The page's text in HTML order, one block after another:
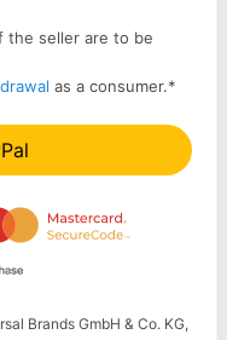
the seller are to be
as a consumer.*
Brands GmbH & Co. KG,